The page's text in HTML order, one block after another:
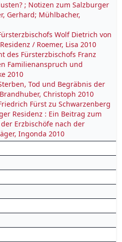
; Notizen zum Salzburger
Gerhard; Mühlbacher,
Wolf Dietrich von
/ Roemer, Lisa 2010
des Fürsterzbischofs Franz
Familienanspruch und
2010
Tod und Begräbnis der
Christoph 2010
Fürst zu Schwarzenberg
Residenz : Ein Beitrag zum
Erzbischöfe nach der
Ingonda 2010